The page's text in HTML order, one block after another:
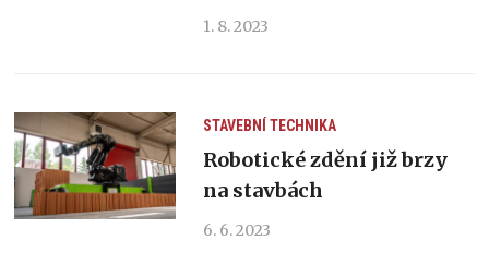
1. 8. 2023
STAVEBNÍ TECHNIKA
Robotické zdění již brzy
na stavbách
6. 6. 2023